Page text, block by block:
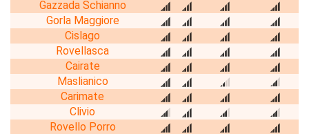
Gazzada Schianno
Gorla Maggiore
Cislago
Rovellasca
Cairate
Maslianico
Carimate
Clivio
Rovello Porro